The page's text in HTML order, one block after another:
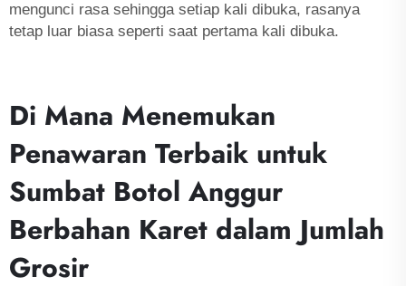
mengunci rasa sehingga setiap kali dibuka, rasanya
tetap luar biasa seperti saat pertama kali dibuka.
Di Mana Menemukan
Penawaran Terbaik untuk
Sumbat Botol Anggur
Berbahan Karet dalam Jumlah
Grosir